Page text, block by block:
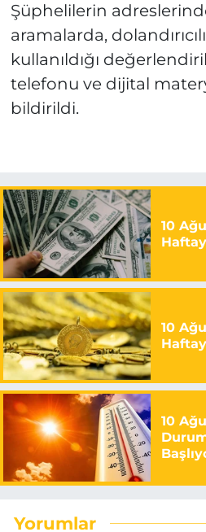
Şüphelilerin
aramalarda,
kullanıldığı
telefonu ve dijital
bildirildi.
10
10
10
Yorumlar